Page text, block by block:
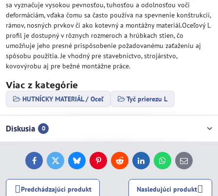
sa vyznačuje vysokou pevnosťou, tuhosťou a odolnosťou voči
deformáciám, vďaka čomu sa často používa na spevnenie konštrukcií,
rámov, nosných prvkov či ako kotevný a montážny materiál.Oceľový L
profil je dostupný v rôznych rozmeroch a hrúbkach stien, čo
umožňuje jeho presné prispôsobenie požadovanému zaťaženiu aj
spôsobu použitia. Je vhodný pre stavebníctvo, strojárstvo,
kovovýrobu aj pre bežné montážne práce.
Viac z kategórie
HUTNÍCKY MATERIÁL / Oceľ Tyč prierezu L
Diskusia 0
FacebookTwitterBlueskyPinterestReddit LinkedInWhatsApp
E-
mail
Predchádzajúci produkt Nasledujúci produkt